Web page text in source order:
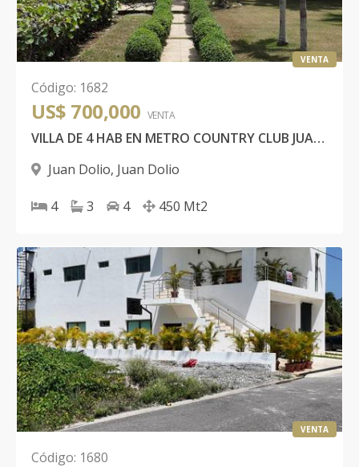
VENTA
Código: 1682
US$ 700,000 VENTA
VILLA DE 4 HAB EN METRO COUNTRY CLUB JUAN DOLIO
Juan Dolio, Juan Dolio
4 3 4 450 Mt2
VENTA
Código: 1680